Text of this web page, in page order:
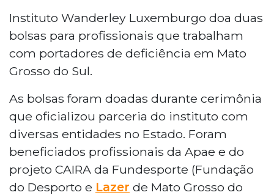
Instituto Wanderley Luxemburgo doa duas
bolsas para profissionais que trabalham
com portadores de deficiência em Mato
Grosso do Sul.
As bolsas foram doadas durante cerimônia
que oficializou parceria do instituto com
diversas entidades no Estado. Foram
beneficiados profissionais da Apae e do
projeto CAIRA da Fundesporte (Fundação
do Desporto e Lazer de Mato Grosso do